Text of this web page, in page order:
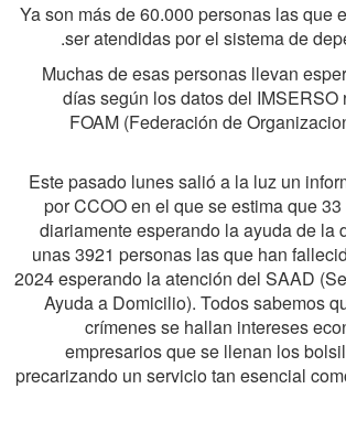
Ya son más de 60.000 personas las que
ser atendidas por el sistema de
Muchas de esas personas llevan
días según los datos del
FOAM (Federación de
Este pasado lunes salió a la luz un
por CCOO en el que se estima que
diariamente esperando la ayuda de la
unas 3921 personas las que han
2024 esperando la atención del SAAD
Ayuda a Domicilio). Todos sabemos
crímenes se hallan intereses
empresarios que se llenan los
precarizando un servicio tan esencial